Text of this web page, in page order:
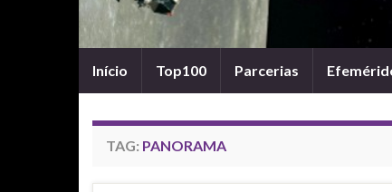
Início Top100 Parcerias
TAG: PANORAMA